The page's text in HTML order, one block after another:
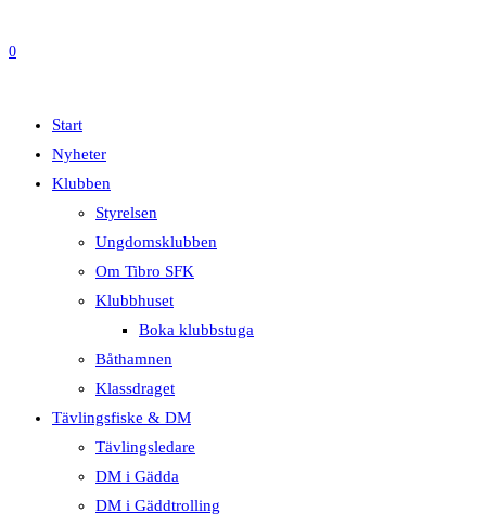
0
Start
Nyheter
Klubben
Styrelsen
Ungdomsklubben
Om Tibro SFK
Klubbhuset
Boka klubbstuga
Båthamnen
Klassdraget
Tävlingsfiske & DM
Tävlingsledare
DM i Gädda
DM i Gäddtrolling